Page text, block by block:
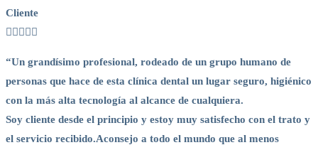
Cliente
“Un grandísimo profesional, rodeado de un grupo humano de
personas que hace de esta clínica dental un lugar seguro, higiénico
con la más alta tecnología al alcance de cualquiera.
Soy cliente desde el principio y estoy muy satisfecho con el trato y
el servicio recibido.Aconsejo a todo el mundo que al menos